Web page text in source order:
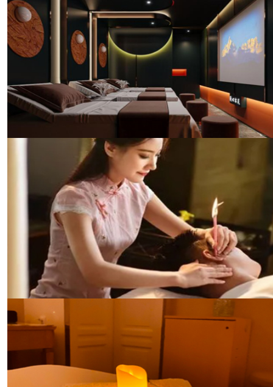
传统与现代结合的休闲养生馆
合肥榜君阁养生的养生馆融合了中医养生理念与现代科
技，提供个性化的养生方案。无论是传统的拔罐、刮
痧，还是现代的磁疗、光疗，我们都能为您提供专业的
服务，帮助您调理身体，增强体质。
东方养生哲学之休闲spa
日式SPA是我们对东方养生哲学的致敬。我们的日式
SPA区域装饰以传统的日式风格，提供包括日式指压、
热石按摩等服务。在这里，您可以体验到日本传统的养
生文化，享受身心的和谐统一。